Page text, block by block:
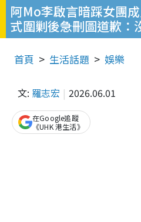
阿Mo李啟言暗踩女團
式圍剿後急刪圖道歉：
首頁 生活話題 娛樂
文: 羅志宏 2026.06.01
在Google追蹤
《UHK 港生活》